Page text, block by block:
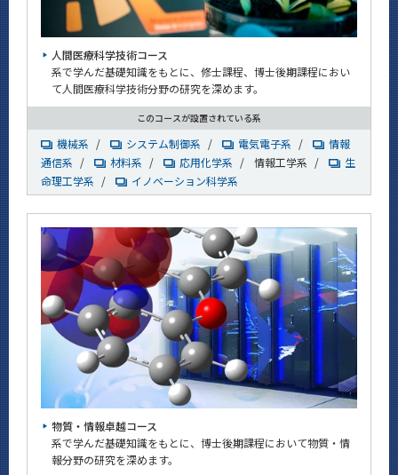
人間医療科学技術コース
系で学んだ基礎知識をもとに、修士課程、博士後期課程におい
て人間医療科学技術分野の研究を深めます。
このコースが設置されている系
機械系 / システム制御系 / 電気電子系 /
情報
通信系 / 材料系 / 応用化学系 / 情報工学系 /
生
命理工学系 / イノベーション科学系
物質・情報卓越コース
系で学んだ基礎知識をもとに、博士後期課程において物質・情
報分野の研究を深めます。